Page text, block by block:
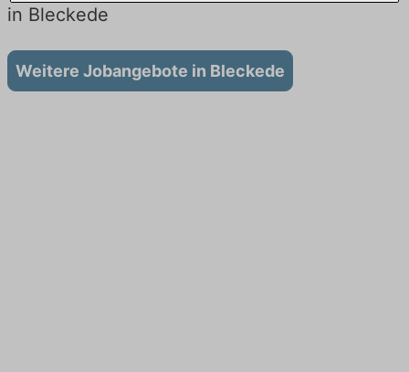
in Bleckede
Weitere Jobangebote in Bleckede